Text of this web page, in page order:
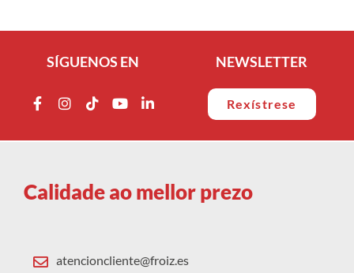
SÍGUENOS EN NEWSLETTER
Rexístrese
Calidade ao mellor prezo
atencioncliente@froiz.es